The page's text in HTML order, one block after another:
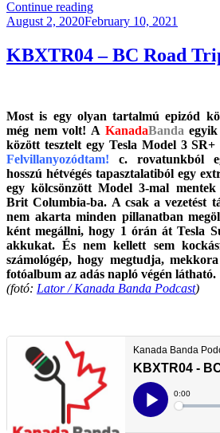
Continue reading“Kanada
Képekben
Home,
Posted
August 2, 2020February 10, 2021
KBXTR04 – BC Road
Most is egy olyan tartalmú epizód
még nem volt! A KanadaBanda
között tesztelt egy Tesla Model 3
Felvillanyozódtam! c. rovatunkból
hosszú hétvégés tapasztalatiból egy
egy kölcsönzött Model 3-mal
Brit Columbia-ba. A csak a vezetést
nem akarta minden pillanatban
ként megállni, hogy 1 órán át Tesla
akkukat. És nem kellett sem
számológép, hogy megtudja,
fotóalbum az adás napló végén látható.
(fotó: Lator / Kanada Banda Podcast)